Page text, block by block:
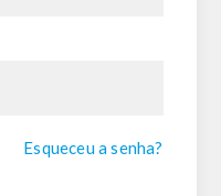
Esqueceu a senha?